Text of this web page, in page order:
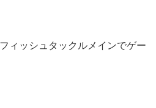
ィッシュタックルメインでゲー